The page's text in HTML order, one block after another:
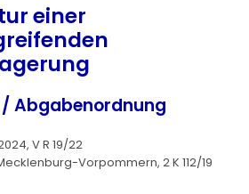
einer
Abgabenordnung
V R 19/22
Vorpommern, 2 K 112/19